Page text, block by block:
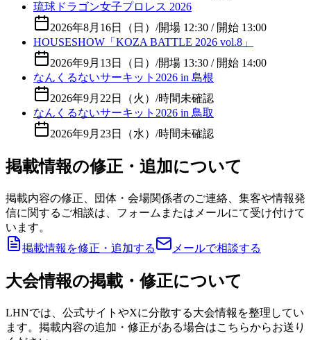
琉球ドラゴン女子プロレス 2026
2026年8月16日（日） /開場 12:30 / 開始 13:00
HOUSESHOW「KOZA BATTLE 2026 vol.8」
2026年9月13日（日） /開場 13:30 / 開始 14:00
なんくるないサーキット2026 in 島根
2026年9月22日（火） /時間未確認
なんくるないサーキット2026 in 鳥取
2026年9月23日（水） /時間未確認
掲載情報の修正・追加について
掲載内容の修正、団体・会場関係者のご連絡、集客や情報発
信に関するご相談は、フォームまたはメールにて受け付けて
います。
掲載情報を修正・追加する
メールで相談する
大会情報の掲載・修正について
LHNでは、公式サイトやXに分散する大会情報を整理してい
ます。掲載内容の追加・修正がある場合はこちらからお送り